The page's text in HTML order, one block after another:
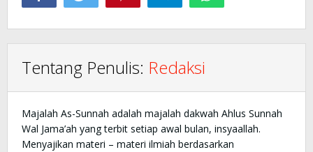
Tentang Penulis: Redaksi
Majalah As-Sunnah adalah majalah dakwah Ahlus Sunnah
Wal Jama’ah yang terbit setiap awal bulan, insyaallah.
Menyajikan materi – materi ilmiah berdasarkan